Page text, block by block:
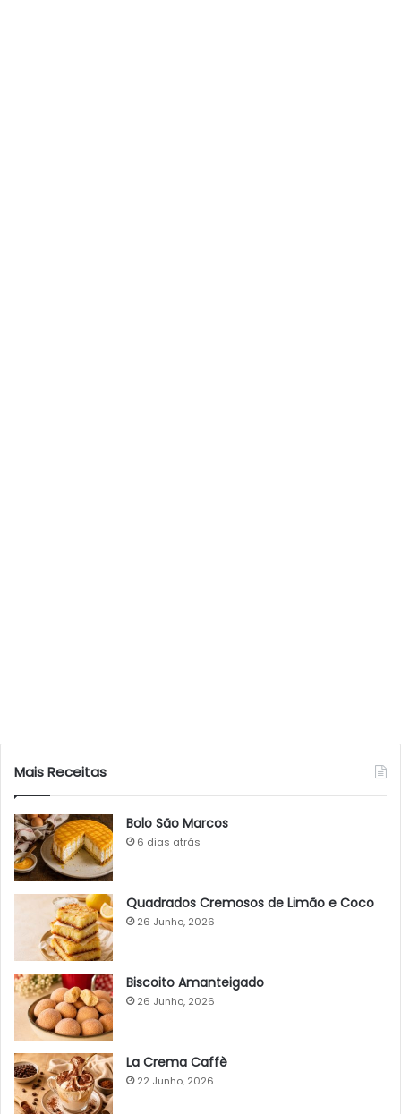
Mais Receitas
Bolo São Marcos
6 dias atrás
Quadrados Cremosos de Limão e Coco
26 Junho, 2026
Biscoito Amanteigado
26 Junho, 2026
La Crema Caffè
22 Junho, 2026